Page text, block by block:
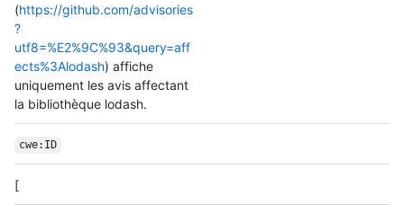
(https://github.com/advisories
?
utf8=%E2%9C%93&query=aff
ects%3Alodash) affiche
uniquement les avis affectant
la bibliothèque lodash.
cwe:ID
[